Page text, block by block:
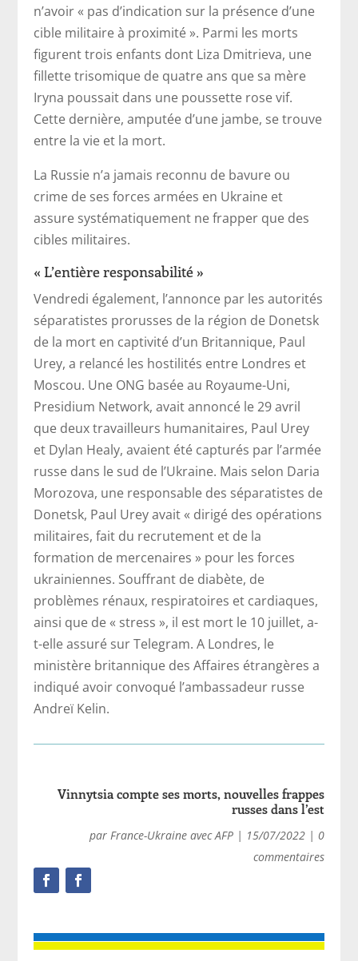
n’avoir « pas d’indication sur la présence d’une
cible militaire à proximité ». Parmi les morts
figurent trois enfants dont Liza Dmitrieva, une
fillette trisomique de quatre ans que sa mère
Iryna poussait dans une poussette rose vif.
Cette dernière, amputée d’une jambe, se trouve
entre la vie et la mort.
La Russie n’a jamais reconnu de bavure ou
crime de ses forces armées en Ukraine et
assure systématiquement ne frapper que des
cibles militaires.
« L’entière responsabilité »
Vendredi également, l’annonce par les autorités
séparatistes prorusses de la région de Donetsk
de la mort en captivité d’un Britannique, Paul
Urey, a relancé les hostilités entre Londres et
Moscou. Une ONG basée au Royaume-Uni,
Presidium Network, avait annoncé le 29 avril
que deux travailleurs humanitaires, Paul Urey
et Dylan Healy, avaient été capturés par l’armée
russe dans le sud de l’Ukraine. Mais selon Daria
Morozova, une responsable des séparatistes de
Donetsk, Paul Urey avait « dirigé des opérations
militaires, fait du recrutement et de la
formation de mercenaires » pour les forces
ukrainiennes. Souffrant de diabète, de
problèmes rénaux, respiratoires et cardiaques,
ainsi que de « stress », il est mort le 10 juillet, a-
t-elle assuré sur Telegram. A Londres, le
ministère britannique des Affaires étrangères a
indiqué avoir convoqué l’ambassadeur russe
Andreï Kelin.
Vinnytsia compte ses morts, nouvelles frappes
russes dans l’est
par France-Ukraine avec AFP| 15/07/2022| 0
commentaires